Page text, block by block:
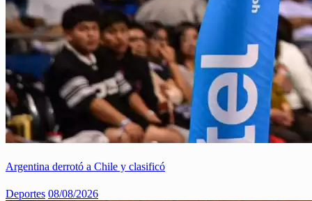
Argentina derrotó a Chile y clasificó
Deportes 08/08/2026